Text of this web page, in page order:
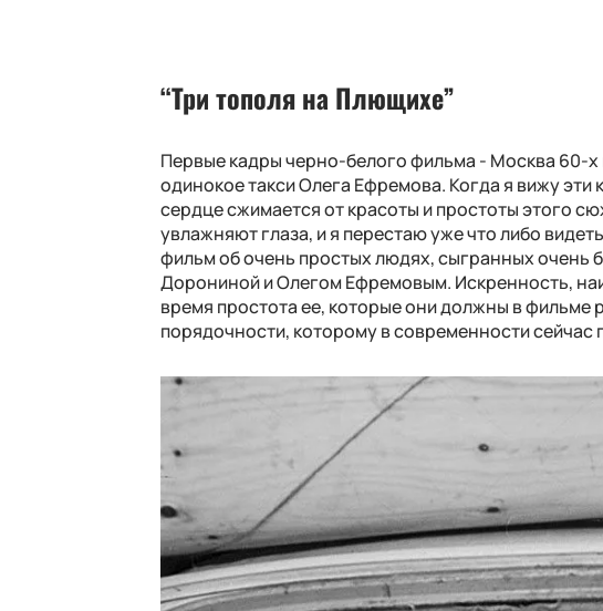
“Три тополя на Плющихе”
Первые кадры черно-белого фильма - Москва 60-х
одинокое такси Олега Ефремова. Когда я вижу
сердце сжимается от красоты и простоты этого
увлажняют глаза, и я перестаю уже что либо
фильм об очень простых людях, сыгранных очень
Дорониной и Олегом Ефремовым. Искренность,
время простота ее, которые они должны в фильме
порядочности, которому в современности сейчас